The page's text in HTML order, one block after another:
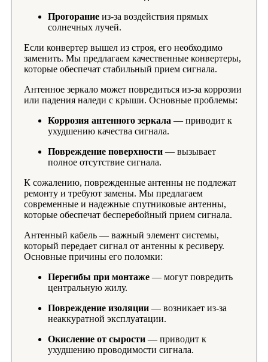
Прогорание из-за воздействия прямых
солнечных лучей.
Если конвертер вышел из строя, его необходимо
заменить. Мы предлагаем качественные конвертеры,
которые обеспечат стабильный прием сигнала.
Антенное зеркало может повредиться из-за коррозии
или падения наледи с крыши. Основные проблемы:
Коррозия антенного зеркала — приводит к
ухудшению качества сигнала.
Повреждение поверхности — вызывает
полное отсутствие сигнала.
К сожалению, поврежденные антенны не подлежат
ремонту и требуют замены. Мы предлагаем
современные и надежные спутниковые антенны,
которые обеспечат бесперебойный прием сигнала.
Антенный кабель — важный элемент системы,
который передает сигнал от антенны к ресиверу.
Основные причины его поломки:
Перегибы при монтаже — могут повредить
центральную жилу.
Повреждение изоляции — возникает из-за
неаккуратной эксплуатации.
Окисление от сырости — приводит к
ухудшению проводимости сигнала.